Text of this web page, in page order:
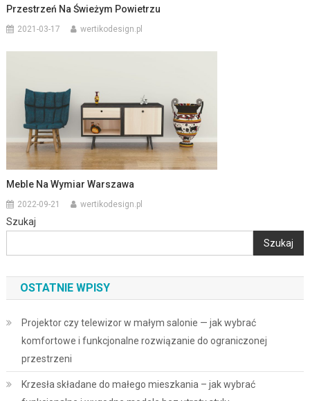
Przestrzeń Na Świeżym Powietrzu
2021-03-17 wertikodesign.pl
Meble Na Wymiar Warszawa
2022-09-21 wertikodesign.pl
Szukaj
Szukaj
OSTATNIE WPISY
Projektor czy telewizor w małym salonie — jak wybrać
komfortowe i funkcjonalne rozwiązanie do ograniczonej
przestrzeni
Krzesła składane do małego mieszkania – jak wybrać